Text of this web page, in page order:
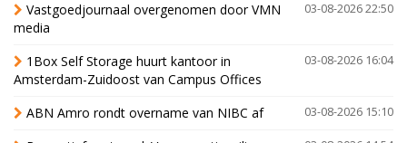
03-08-2026 22:50
Vastgoedjournaal overgenomen door VMN
media
03-08-2026 16:04
1Box Self Storage huurt kantoor in
Amsterdam-Zuidoost van Campus Offices
03-08-2026 15:10
ABN Amro rondt overname van NIBC af